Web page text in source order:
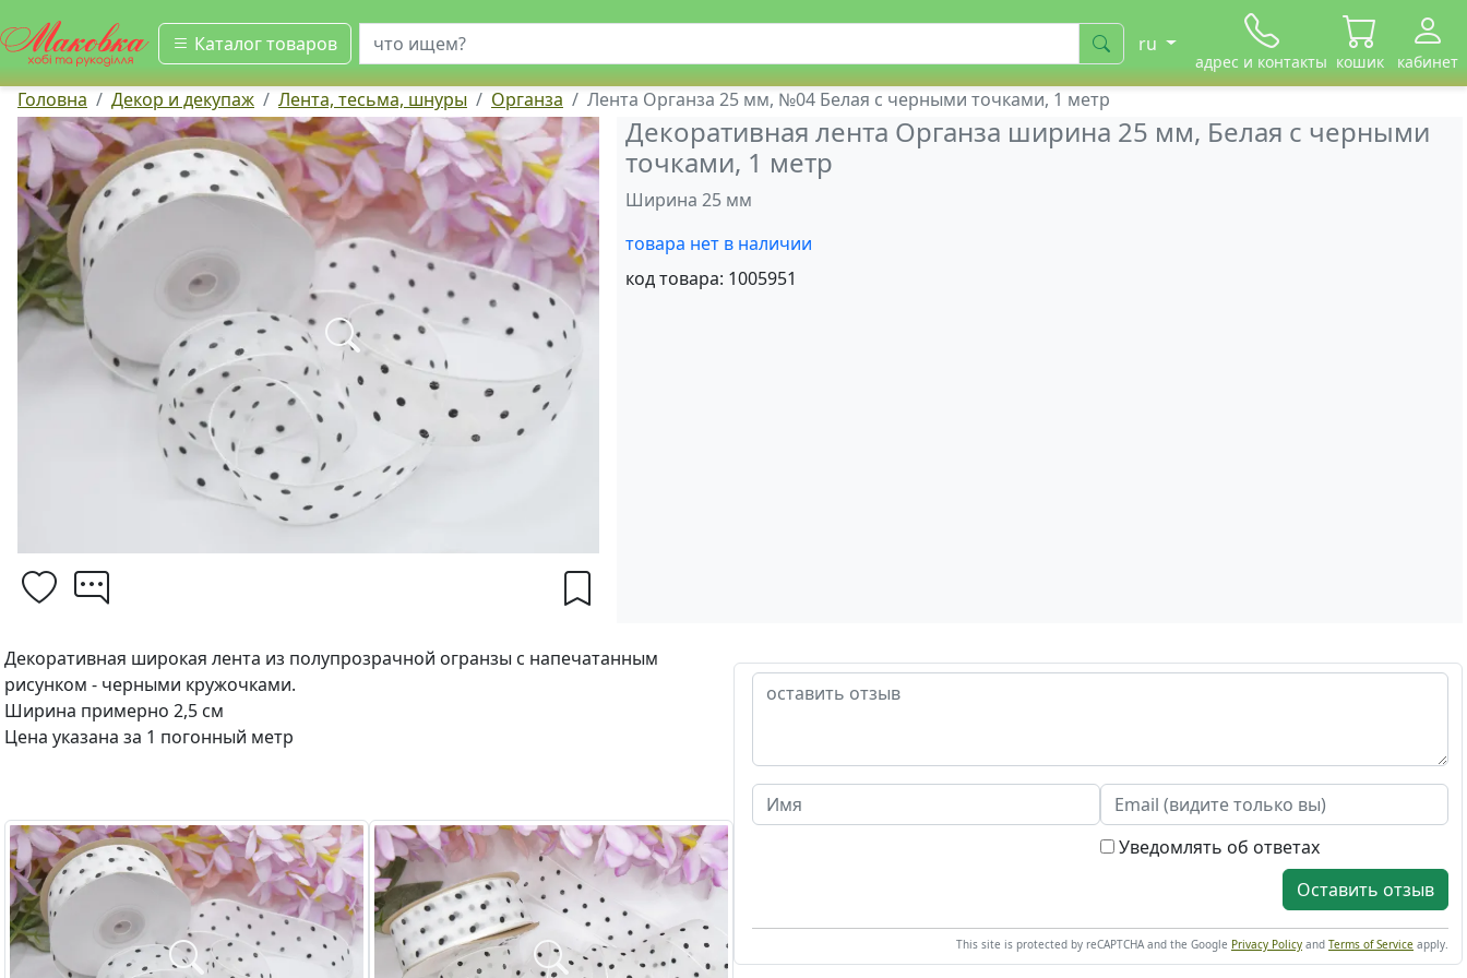
Каталог товаров
искать ru
адрес и контакты кошик кабинет
Головна Декор и декупаж Лента, тесьма, шнуры Органза Лента Органза 25 мм, №04 Белая с черными точками, 1 метр
Декоративная лента Органза ширина 25 мм, Белая с черными
точками, 1 метр
Ширина 25 мм
товара нет в наличии
код товара: 1005951
Декоративная широкая лента из полупрозрачной огранзы с напечатанным
рисунком - черными кружочками.
Ширина примерно 2,5 см
Цена указана за 1 погонный метр
Уведомлять об ответах
Оставить отзыв
This site is protected by reCAPTCHA and the Google Privacy Policy and Terms of Service apply.